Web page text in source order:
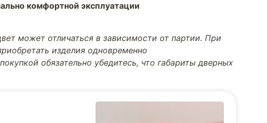
комфортной эксплуатации
может отличаться в зависимости от партии. При
изделия одновременно
обязательно убедитесь, что габариты дверных